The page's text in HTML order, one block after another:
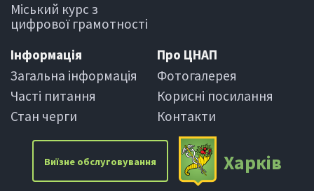
Міський курс з
цифрової грамотності
Iнформацiя
Загальна інформація
Частi питання
Стан черги
Про ЦНАП
Фотогалерея
Корисні посилання
Контакти
Виїзне обслуговування Харкiв